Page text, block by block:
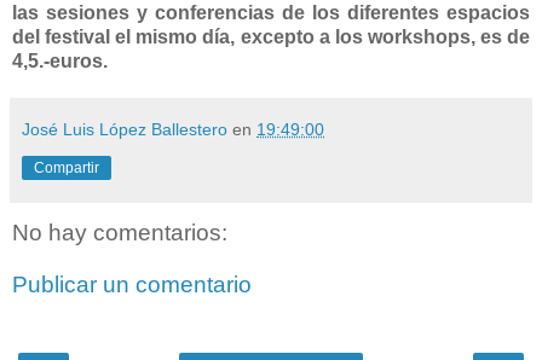
las sesiones y conferencias de los diferentes espacios
del festival el mismo día, excepto a los workshops, es de
4,5.-euros.
José Luis López Ballestero en 19:49:00
Compartir
No hay comentarios:
Publicar un comentario